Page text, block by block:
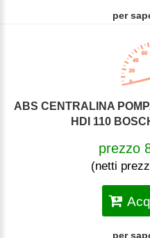
per
ABS CENTRALINA
HDI 110
prezzo
(netti
per